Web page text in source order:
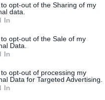
opt-out of the Sharing of my
data.
In
opt-out of the Sale of my
Data.
In
opt-out of processing my
Data for Targeted Advertising.
In
Scarica